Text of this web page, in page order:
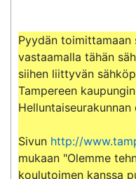
Pyydän toimittamaan
vastaamalla tähän
siihen liittyvän
Tampereen
Sivun http://
mukaan "Olemme
koulutoimen kanssa